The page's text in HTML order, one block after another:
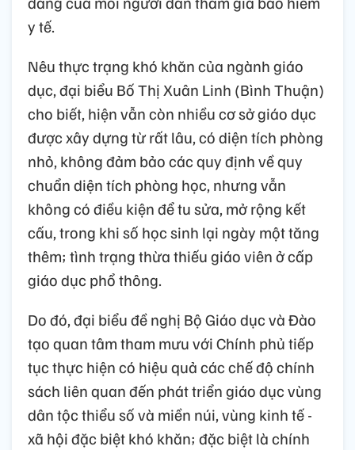
y tế.
Nêu thực trạng khó khăn của ngành giáo
dục, đại biểu Bố Thị Xuân Linh (Bình Thuận)
cho biết, hiện vẫn còn nhiều cơ sở giáo dục
được xây dựng từ rất lâu, có diện tích phòng
nhỏ, không đảm bảo các quy định về quy
chuẩn diện tích phòng học, nhưng vẫn
không có điều kiện để tu sửa, mở rộng kết
cấu, trong khi số học sinh lại ngày một tăng
thêm; tình trạng thừa thiếu giáo viên ở cấp
giáo dục phổ thông.
Do đó, đại biểu đề nghị Bộ Giáo dục và Đào
tạo quan tâm tham mưu với Chính phủ tiếp
tục thực hiện có hiệu quả các chế độ chính
sách liên quan đến phát triển giáo dục vùng
dân tộc thiểu số và miền núi, vùng kinh tế -
xã hội đặc biệt khó khăn; đặc biệt là chính